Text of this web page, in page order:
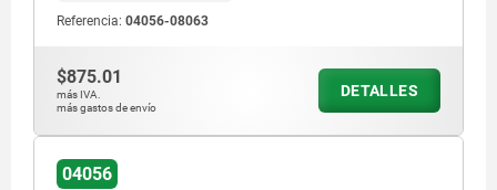
Referencia: 04056-08063
$875.01
más IVA.
más gastos de envío
DETALLES
04056